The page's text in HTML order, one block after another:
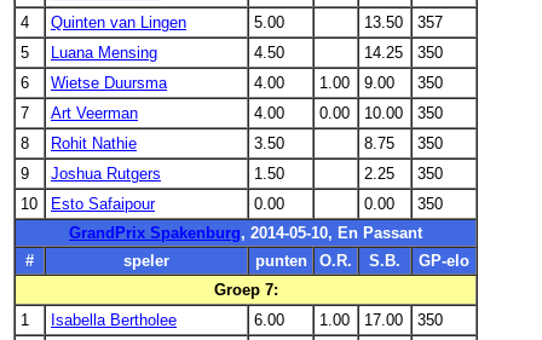
4
Quinten van Lingen 5.00 13.50
357
5
Luana Mensing 4.50 14.25
350
6
Wietse Duursma 4.00 1.00 9.00
350
7
Art Veerman 4.00 0.00 10.00
350
8
Rohit Nathie 3.50 8.75
350
9
Joshua Rutgers 1.50 2.25
350
10
Esto Safaipour 0.00 0.00
350
GrandPrix Spakenburg, 2014-05-10, En Passant
#
speler punten O.R. S.B.
GP-elo
Groep 7:
1
Isabella Bertholee 6.00 1.00 17.00
350